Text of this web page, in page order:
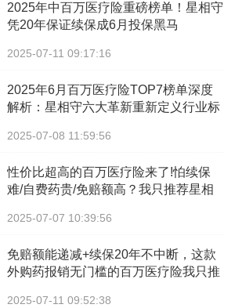
2025年中百万医疗险重磅榜单！星相守
凭20年保证续保成6月投保黑马
2025-07-11 09:17:16
2025年6月百万医疗险TOP7榜单深度
解析：星相守六大革新重新定义行业标
2025-07-08 11:59:56
性价比超高的百万医疗险来了!怕续保
难/自费药贵/免赔额高？我只推荐星相
2025-07-07 10:39:56
免赔额能递减+续保20年不中断，这款
外购药报销无门槛的百万医疗险我只推
2025-07-11 09:52:38